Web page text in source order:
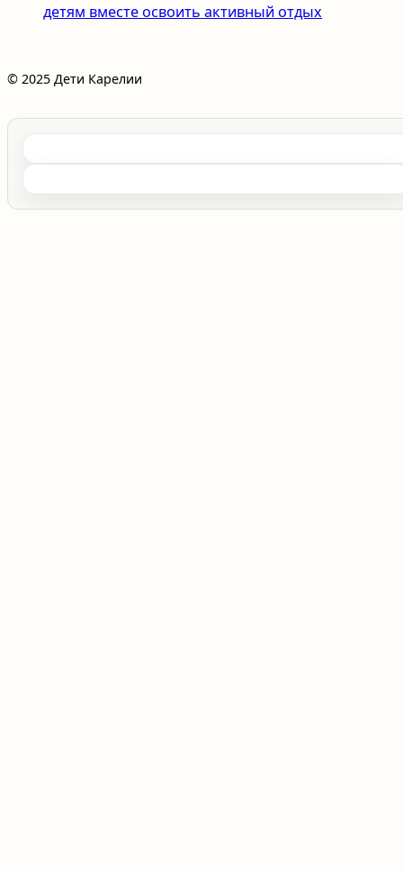
детям вместе освоить активный отдых
© 2025 Дети Карелии